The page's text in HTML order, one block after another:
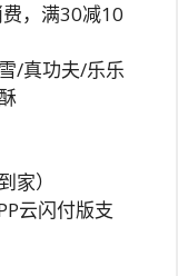
，满30减10
/真功夫/乐乐
家）
云闪付版支